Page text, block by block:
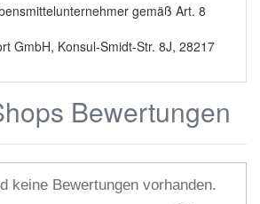
gemäß Art. 8
GmbH, Konsul-Smidt-Str. 8J, 28217
Bewertungen
keine Bewertungen vorhanden.